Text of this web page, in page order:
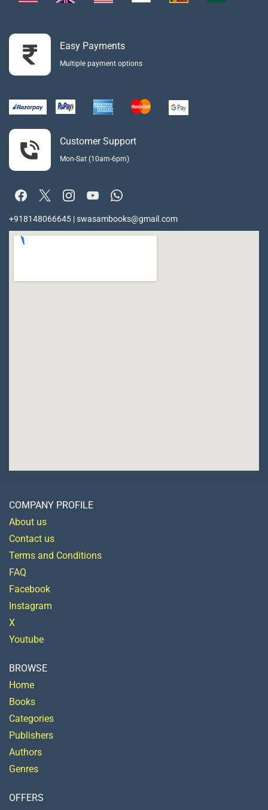
Easy Payments
Multiple payment options
Customer Support
Mon-Sat (10am-6pm)
+918148066645 | swasambooks@gmail.com
COMPANY PROFILE
About us
Contact us
Terms and Conditions
FAQ
Facebook
Instagram
X
Youtube
BROWSE
Home
Books
Categories
Publishers
Authors
Genres
OFFERS